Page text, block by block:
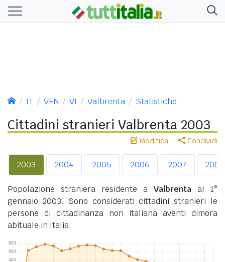
IT VEN VI Valbrenta Statistiche
Cittadini stranieri Valbrenta 2003
Modifica Condividi
2003 2004 2005 2006 2007 2008
Popolazione straniera residente a Valbrenta al 1°
gennaio 2003. Sono considerati cittadini stranieri le
persone di cittadinanza non italiana aventi dimora
abituale in Italia.